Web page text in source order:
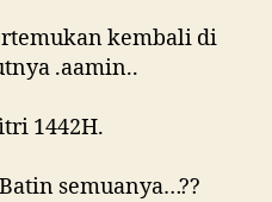
kembali di
.aamin..
1442H.
semuanya…??